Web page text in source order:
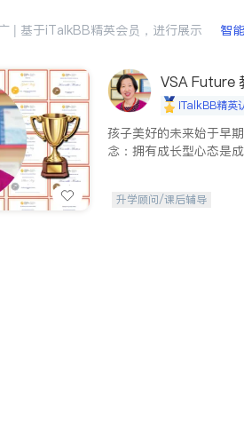
| 基于iTalkBB精英会员，进行展示 智
VSA Future
iTalkBB精英
孩子美好的未来始于早
念：拥有成长型心态是成
升学顾问/课后辅导